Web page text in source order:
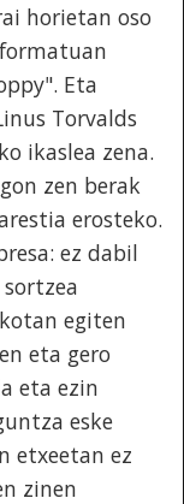
horietan oso
Eta
Torvalds
ikaslea zena.
zen berak
erosteko.
ez dabil
egiten
eta gero
eta ezin
eske
etxeetan ez
zinen